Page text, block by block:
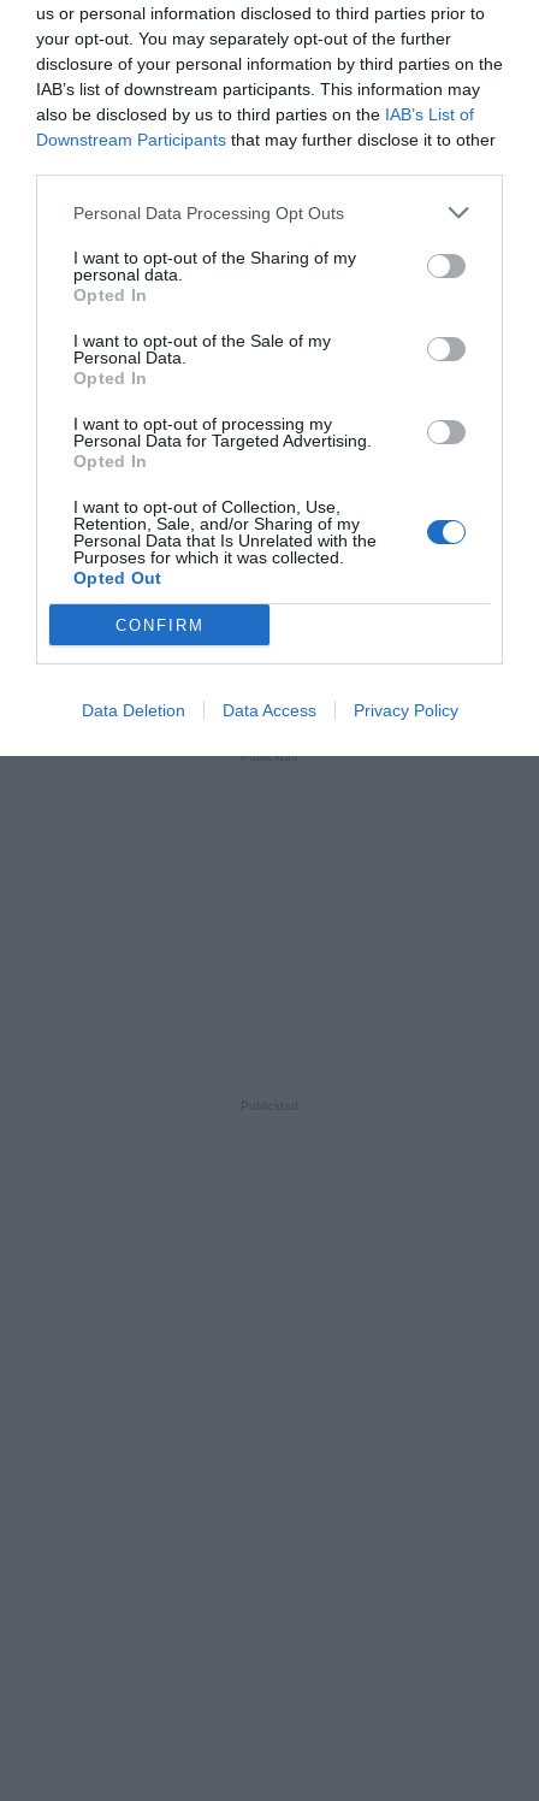
us or personal information disclosed to third parties prior to
your opt-out. You may separately opt-out of the further
disclosure of your personal information by third parties on the
IAB’s list of downstream participants. This information may
also be disclosed by us to third parties on the IAB’s List of
Downstream Participants that may further disclose it to other
Personal Data Processing Opt Outs
I want to opt-out of the Sharing of my
personal data.
Opted In
I want to opt-out of the Sale of my
Personal Data.
Opted In
I want to opt-out of processing my
Personal Data for Targeted Advertising.
Opted In
I want to opt-out of Collection, Use,
Retention, Sale, and/or Sharing of my
Personal Data that Is Unrelated with the
Purposes for which it was collected.
Opted Out
CONFIRM
Data Deletion Data Access Privacy Policy